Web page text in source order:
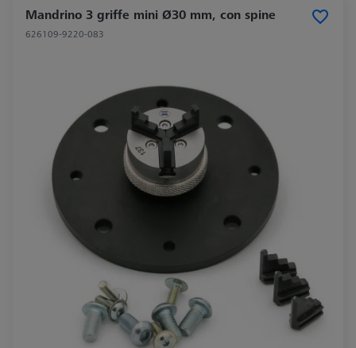
Mandrino 3 griffe mini Ø30 mm, con spine
626109-9220-083